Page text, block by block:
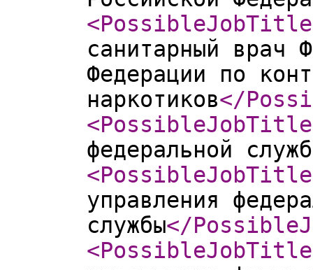
<PossibleJobTitle
санитарный врач
Федерации по
наркотиков</
<PossibleJobTitle
федеральной
<PossibleJobTitle
управления
службы</
<PossibleJobTitle